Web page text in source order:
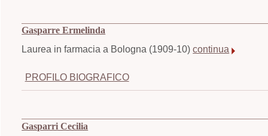
Gasparre Ermelinda
Laurea in farmacia a Bologna (1909-10)continua
PROFILO BIOGRAFICO
Gasparri Cecilia